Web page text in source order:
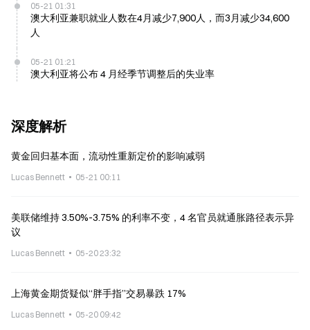
05-21 01:31
澳大利亚兼职就业人数在4月减少7,900人，而3月减少34,600
人
05-21 01:21
澳大利亚将公布 4 月经季节调整后的失业率
深度解析
黄金回归基本面，流动性重新定价的影响减弱
Lucas Bennett 05-21 00:11
美联储维持 3.50%-3.75% 的利率不变，4 名官员就通胀路径表示异
议
Lucas Bennett 05-20 23:32
上海黄金期货疑似“胖手指”交易暴跌 17%
Lucas Bennett 05-20 09:42